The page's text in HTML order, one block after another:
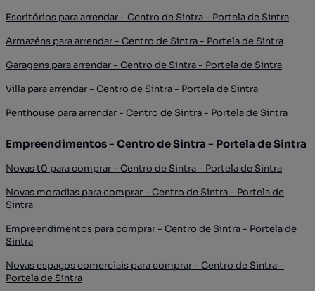
Escritórios para arrendar - Centro de Sintra - Portela de Sintra
Armazéns para arrendar - Centro de Sintra - Portela de Sintra
Garagens para arrendar - Centro de Sintra - Portela de Sintra
Villa para arrendar - Centro de Sintra - Portela de Sintra
Penthouse para arrendar - Centro de Sintra - Portela de Sintra
Empreendimentos - Centro de Sintra - Portela de Sintra
Novas t0 para comprar - Centro de Sintra - Portela de Sintra
Novas moradias para comprar - Centro de Sintra - Portela de
Sintra
Empreendimentos para comprar - Centro de Sintra - Portela de
Sintra
Novas espaços comerciais para comprar - Centro de Sintra -
Portela de Sintra